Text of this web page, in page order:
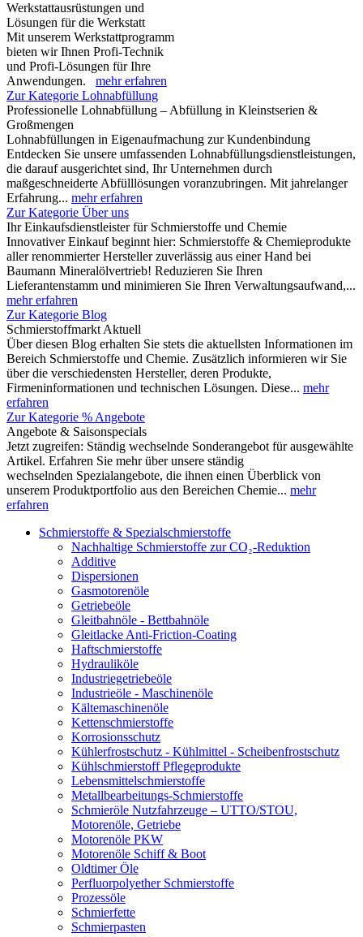
Werkstattausrüstungen und
Lösungen für die Werkstatt
Mit unserem Werkstattprogramm
bieten wir Ihnen Profi-Technik
und Profi-Lösungen für Ihre
Anwendungen. mehr erfahren
Zur Kategorie Lohnabfüllung
Professionelle Lohnabfüllung – Abfüllung in Kleinstserien &
Großmengen
Lohnabfüllungen in Eigenaufmachung zur Kundenbindung
Entdecken Sie unsere umfassenden Lohnabfüllungsdienstleistungen,
die darauf ausgerichtet sind, Ihr Unternehmen durch
maßgeschneiderte Abfülllösungen voranzubringen. Mit jahrelanger
Erfahrung... mehr erfahren
Zur Kategorie Über uns
Ihr Einkaufsdienstleister für Schmierstoffe und Chemie
Innovativer Einkauf beginnt hier: Schmierstoffe & Chemieprodukte
aller renommierter Hersteller zuverlässig aus einer Hand bei
Baumann Mineralölvertrieb! Reduzieren Sie Ihren
Lieferantenstamm und minimieren Sie Ihren Verwaltungsaufwand,...
mehr erfahren
Zur Kategorie Blog
Schmierstoffmarkt Aktuell
Über diesen Blog erhalten Sie stets die aktuellsten Informationen im
Bereich Schmierstoffe und Chemie. Zusätzlich informieren wir Sie
über die verschiedensten Hersteller, deren Produkte,
Firmeninformationen und technischen Lösungen. Diese... mehr
erfahren
Zur Kategorie % Angebote
Angebote & Saisonspecials
Jetzt zugreifen: Ständig wechselnde Sonderangebot für ausgewählte
Artikel. Erfahren Sie mehr über unsere ständig
wechselnden Spezialangebote, die ihnen einen Überblick von
unserem Produktportfolio aus den Bereichen Chemie... mehr
erfahren
Schmierstoffe & Spezialschmierstoffe
Nachhaltige Schmierstoffe zur CO₂-Reduktion
Additive
Dispersionen
Gasmotorenöle
Getriebeöle
Gleitbahnöle - Bettbahnöle
Gleitlacke Anti-Friction-Coating
Haftschmierstoffe
Hydrauliköle
Industriegetriebeöle
Industrieöle - Maschinenöle
Kältemaschinenöle
Kettenschmierstoffe
Korrosionsschutz
Kühlerfrostschutz - Kühlmittel - Scheibenfrostschutz
Kühlschmierstoff Pflegeprodukte
Lebensmittelschmierstoffe
Metallbearbeitungs-Schmierstoffe
Schmieröle Nutzfahrzeuge – UTTO/STOU,
Motorenöle, Getriebe
Motorenöle PKW
Motorenöle Schiff & Boot
Oldtimer Öle
Perfluorpolyether Schmierstoffe
Prozessöle
Schmierfette
Schmierpasten